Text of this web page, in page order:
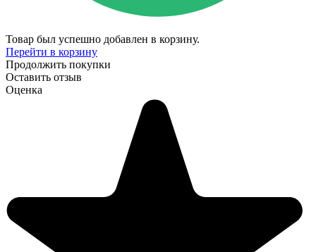
Товар был успешно добавлен в корзину.
Перейти в корзину
Продолжить покупки
Оставить отзыв
Оценка